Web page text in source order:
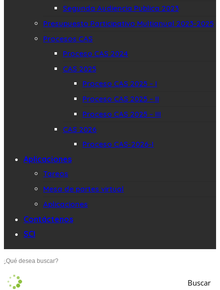
Segunda Audiencia Publica 2023
Presupuesto Participativo Multianual 2023-2025
Procesos CAS
Proceso CAS 2024
CAS 2025
Proceso CAS 2025 – I
Proceso CAS 2025 – II
Proceso CAS 2025 – III
CAS 2026
Proceso CAS-2026-I
Aplicaciones
Tareos
Mesa de partes virtual
Aplicaciones
Contáctenos
SCI
Buscar